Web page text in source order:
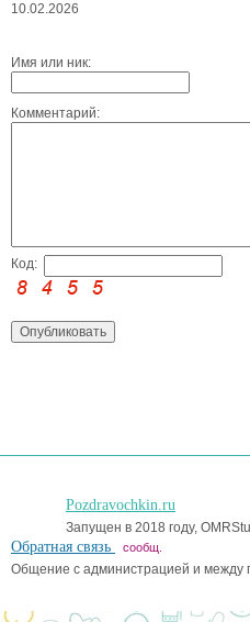
10.02.2026
Имя или ник:
Комментарий:
Код:
Pozdravochkin.ru
Запущен в 2018 году,
Обратная связь сообщ.
Общение с администрацией и между